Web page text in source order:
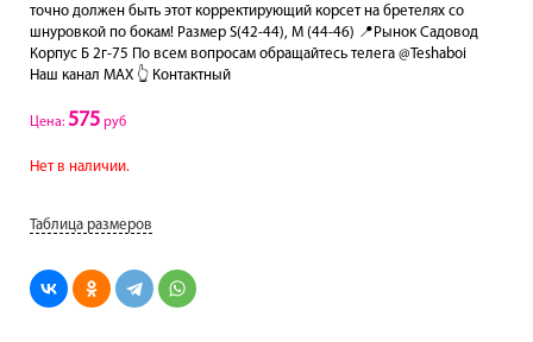
точно должен быть этот корректирующий корсет на бретелях со
шнуровкой по бокам! Размер S(42-44), M (44-46) 📍Рынок Садовод
Корпус Б 2г-75 По всем вопросам обращайтесь телега @Teshaboi
Наш канал МАХ 👆 Контактный
Цена: 575 руб
Нет в наличии.
Таблица размеров